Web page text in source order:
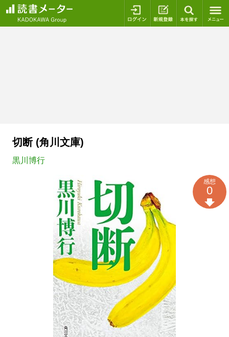
ログイン 新規登録
切断 (角川文庫)
黒川博行
感想
0